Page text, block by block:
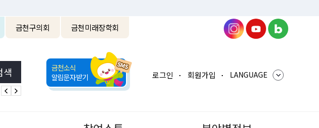
금천구의회 금천미래장학회
금천소식
알림문자받기
로그인 회원가입 LANGUAGE